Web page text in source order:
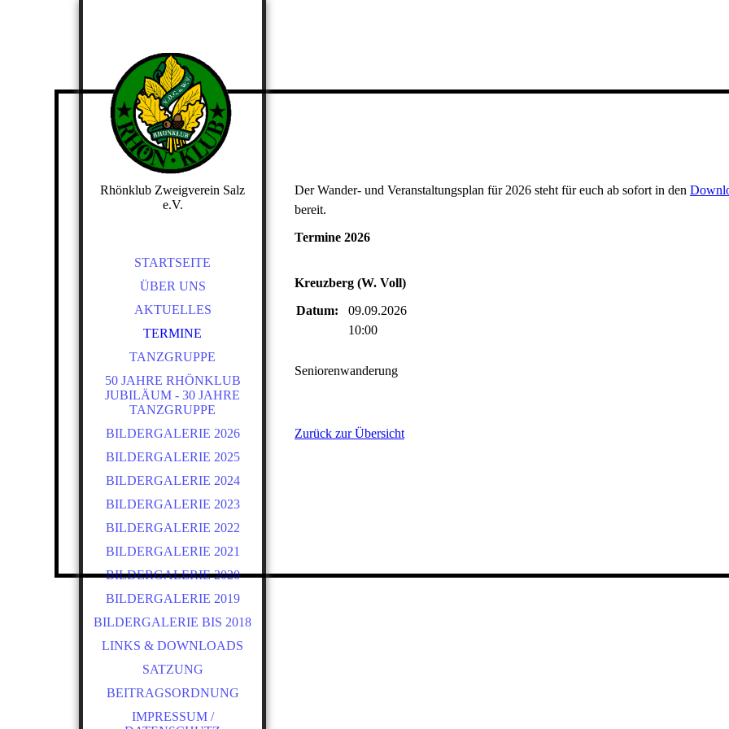
Rhönklub Zweigverein Salz
e.V.
STARTSEITE
ÜBER UNS
AKTUELLES
TERMINE
TANZGRUPPE
50 JAHRE RHÖNKLUB
JUBILÄUM - 30 JAHRE
TANZGRUPPE
BILDERGALERIE 2026
BILDERGALERIE 2025
BILDERGALERIE 2024
BILDERGALERIE 2023
BILDERGALERIE 2022
BILDERGALERIE 2021
BILDERGALERIE 2020
BILDERGALERIE 2019
BILDERGALERIE BIS 2018
LINKS & DOWNLOADS
SATZUNG
BEITRAGSORDNUNG
IMPRESSUM /
Der Wander- und Veranstaltungsplan für 2026 steht für euch ab sofort in den
bereit.
Termine 2026
Kreuzberg (W. Voll)
Datum:
09.09.2026
10:00
Seniorenwanderung
Zurück zur Übersicht